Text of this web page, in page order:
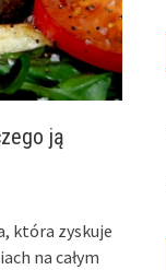
ją
która zyskuje
na całym